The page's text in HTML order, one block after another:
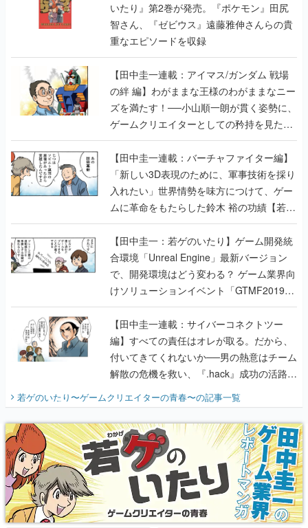
いたり』第2巻が発売。『ポケモン』田尻
智さん、『ゼビウス』遠藤雅伸さんらの貴
重なエピソードを収録
【田中圭一連載：アイマス/ガンダム 戦場
の絆 編】わがままな王様のわがままなニー
ズを満たす！──小山順一朗が貫く姿勢に、
ゲームクリエイターとしての矜持を見た
【若ゲのいたり最終回】
【田中圭一連載：バーチャファイター編】
「新しい3D表現のために、軍事技術を採り
入れたい」世界情勢を味方につけて、ゲー
ムに革命をもたらした鈴木 裕の功績【若ゲ
のいたり】
【田中圭一：若ゲのいたり】ゲーム開発統
合環境「Unreal Engine」最新バージョン
で、開発環境はどう変わる？ ゲーム業界向
けソリューションイベント「GTMF2019」
に行って、より理解を深めよう【PR】
【田中圭一連載：サイバーコネクトツー
編】すべての責任はオレが取る。だから、
付いてきてくれないか──男の熱意はチーム
解散の危機を救い、『.hack』成功の活路を
開く。業界の快男児・松山 洋に流れる血は
『少年ジャンプ』色だった【若ゲのいた
り】
若ゲのいたり〜ゲームクリエイターの青春〜の記事一覧